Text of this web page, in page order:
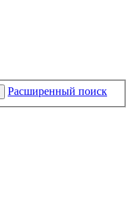
Расширенный поиск